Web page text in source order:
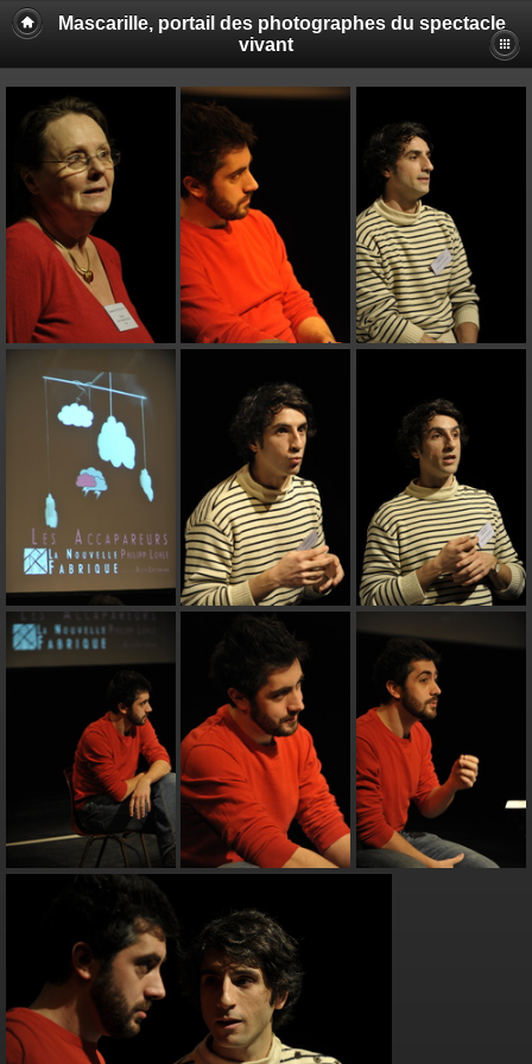
Mascarille, portail des photographes du spectacle
vivant